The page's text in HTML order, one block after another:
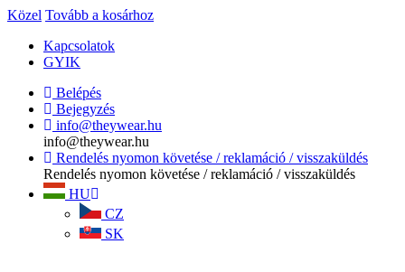
Közel Tovább a kosárhoz
Kapcsolatok
GYIK
Belépés
Bejegyzés
info@theywear.hu
info@theywear.hu
Rendelés nyomon követése / reklamáció / visszaküldés
Rendelés nyomon követése / reklamáció / visszaküldés
HU
CZ
SK